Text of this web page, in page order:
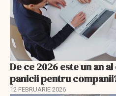
De ce 2026 este un an
panicii pentru
12 FEBRUARIE 2026